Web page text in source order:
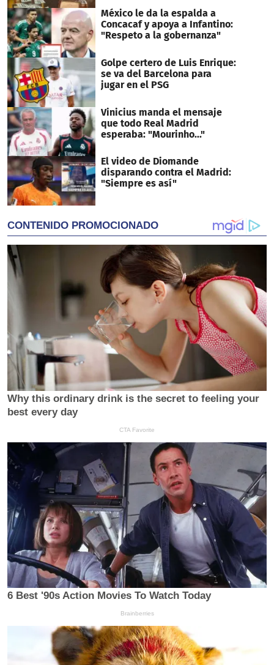
México le da la espalda a
Concacaf y apoya a Infantino:
"Respeto a la gobernanza"
Golpe certero de Luis Enrique:
se va del Barcelona para
jugar en el PSG
Vinicius manda el mensaje
que todo Real Madrid
esperaba: "Mourinho..."
El video de Diomande
disparando contra el Madrid:
"Siempre es así"